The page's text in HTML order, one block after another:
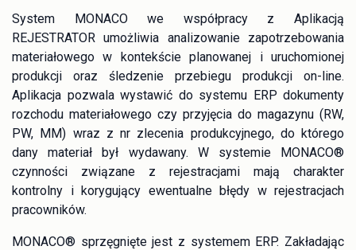
System MONACO we współpracy z Aplikacją
REJESTRATOR umożliwia analizowanie zapotrzebowania
materiałowego w kontekście planowanej i uruchomionej
produkcji oraz śledzenie przebiegu produkcji on-line.
Aplikacja pozwala wystawić do systemu ERP dokumenty
rozchodu materiałowego czy przyjęcia do magazynu (RW,
PW, MM) wraz z nr zlecenia produkcyjnego, do którego
dany materiał był wydawany. W systemie MONACO®
czynności związane z rejestracjami mają charakter
kontrolny i korygujący ewentualne błędy w rejestracjach
pracowników.
MONACO® sprzęgnięte jest z systemem ERP. Zakładając